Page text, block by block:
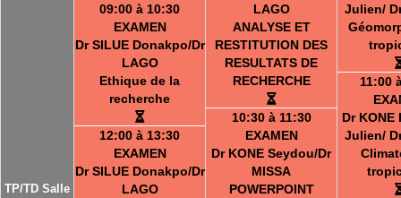
TP/TD Salle
09:00 à 10:30
EXAMEN
Dr SILUE Donakpo/Dr
LAGO
Ethique de la
recherche
12:00 à 13:30
EXAMEN
Dr SILUE Donakpo/Dr
LAGO
LAGO
ANALYSE ET
RESTITUTION DES
RESULTATS DE
RECHERCHE
10:30 à 11:30
EXAMEN
Dr KONE Seydou/Dr
MISSA
POWERPOINT
Julien/
11:00
Dr
Julien/